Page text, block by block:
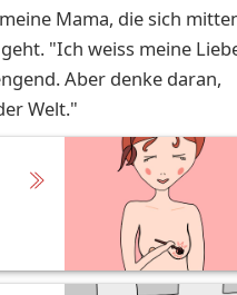
Mama, die sich
"Ich weiss meine
Aber denke daran,
Welt."